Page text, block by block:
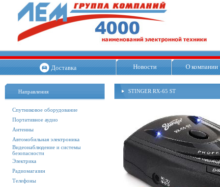
Доставка Новости О компании
Направления
Спутниковое оборудование
Портативное аудио
Антенны
Автомобильная электроника
Видеонаблюдение и системы
безопасности
Электрика
Радиомагазин
Телефоны
STINGER RX-65 ST